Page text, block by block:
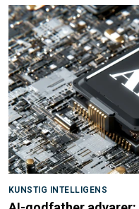
KUNSTIG INTELLIGENS